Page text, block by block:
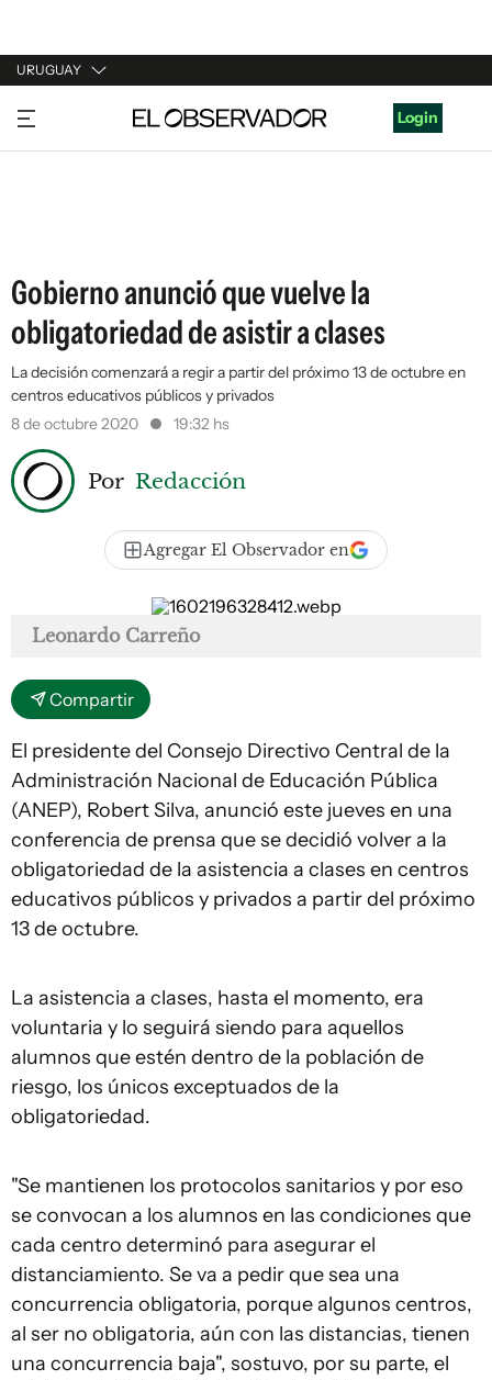
URUGUAY
URUGUAY
ARGENTINA
Login
Gobierno anunció que vuelve la
obligatoriedad de asistir a clases
La decisión comenzará a regir a partir del próximo 13 de octubre en
centros educativos públicos y privados
8 de octubre 2020
19:32 hs
Por Redacción
Agregar El Observador en
Leonardo Carreño
Compartir
El presidente del Consejo Directivo Central de la
Administración Nacional de Educación Pública
(ANEP), Robert Silva, anunció este jueves en una
conferencia de prensa que se decidió volver a la
obligatoriedad de la asistencia a clases en centros
educativos públicos y privados a partir del próximo
13 de octubre.
La asistencia a clases, hasta el momento, era
voluntaria y lo seguirá siendo para aquellos
alumnos que estén dentro de la población de
riesgo, los únicos exceptuados de la
obligatoriedad.
"Se mantienen los protocolos sanitarios y por eso
se convocan a los alumnos en las condiciones que
cada centro determinó para asegurar el
distanciamiento. Se va a pedir que sea una
concurrencia obligatoria, porque algunos centros,
al ser no obligatoria, aún con las distancias, tienen
una concurrencia baja", sostuvo, por su parte, el